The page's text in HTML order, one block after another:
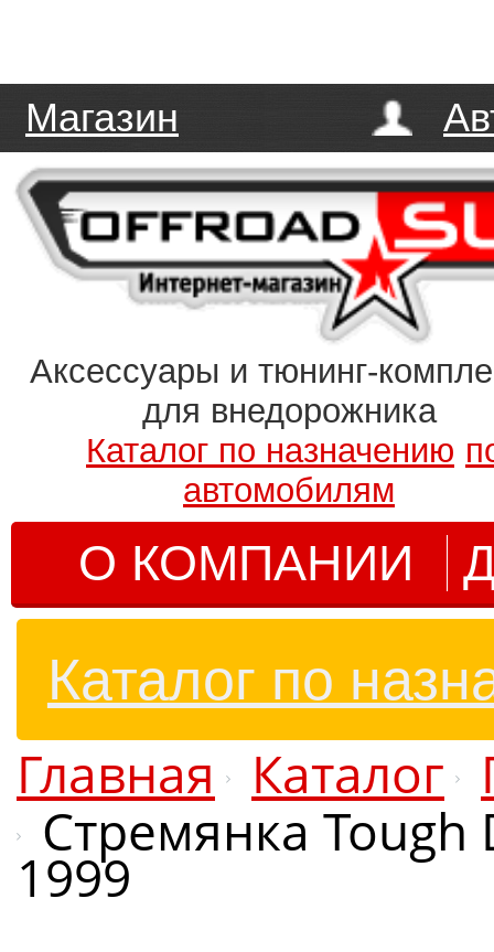
Магазин
Аксессуары и тюнинг-
для внедорожника
Каталог по назначению
автомобилям
О КОМПАНИИ
Каталог по
Главная Каталог
Стремянка Tough
1999